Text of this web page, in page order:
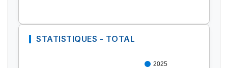
STATISTIQUES - TOTAL
2025